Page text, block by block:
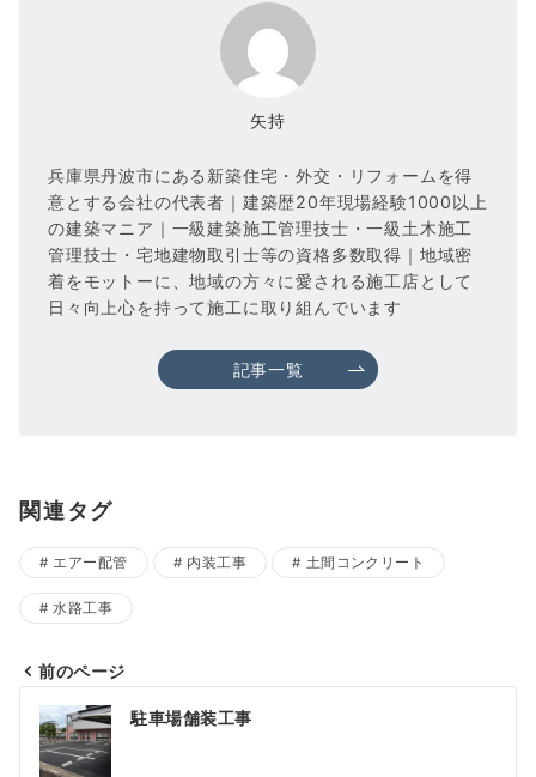
矢持
兵庫県丹波市にある新築住宅・外交・リフォームを得
意とする会社の代表者｜建築歴20年現場経験1000以上
の建築マニア｜一級建築施工管理技士・一級土木施工
管理技士・宅地建物取引士等の資格多数取得｜地域密
着をモットーに、地域の方々に愛される施工店として
日々向上心を持って施工に取り組んでいます
記事一覧
関連タグ
エアー配管 内装工事 土間コンクリート
水路工事
投
稿
前のページ
駐車場舗装工事